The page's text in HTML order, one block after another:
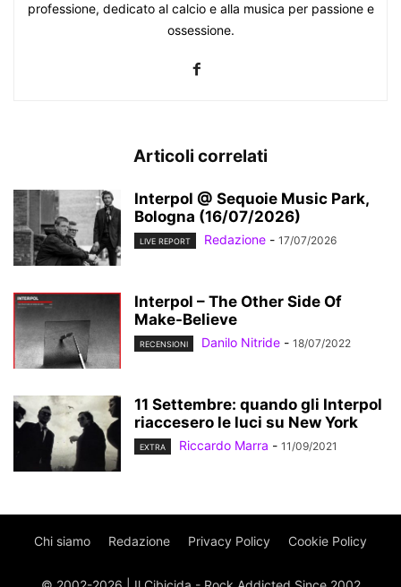
professione, dedicato al calcio e alla musica per passione e
ossessione.
Articoli correlati
Interpol @ Sequoie Music Park,
Bologna (16/07/2026)
LIVE REPORT Redazione - 17/07/2026
Interpol – The Other Side Of
Make-Believe
RECENSIONI Danilo Nitride - 18/07/2022
11 Settembre: quando gli Interpol
riaccesero le luci su New York
EXTRA Riccardo Marra - 11/09/2021
Chi siamo Redazione Privacy Policy Cookie Policy